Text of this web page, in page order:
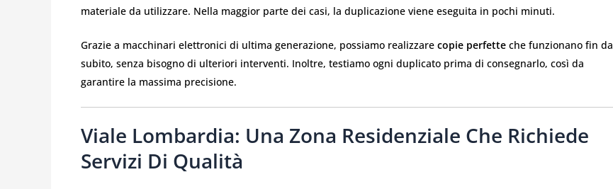
materiale da utilizzare. Nella maggior parte dei casi, la duplicazione viene eseguita in pochi minuti.
Grazie a macchinari elettronici di ultima generazione, possiamo realizzare copie perfette che funzionano fin da
subito, senza bisogno di ulteriori interventi. Inoltre, testiamo ogni duplicato prima di consegnarlo, così da
garantire la massima precisione.
Viale Lombardia: Una Zona Residenziale Che Richiede
Servizi Di Qualità